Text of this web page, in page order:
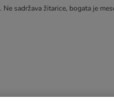
Ne sadržava žitarice, bogata je